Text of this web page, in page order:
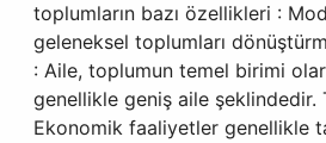
toplumların bazı özellikleri :
geleneksel toplumları
: Aile, toplumun temel birimi
genellikle geniş aile şeklindedir.
Ekonomik faaliyetler genellikle